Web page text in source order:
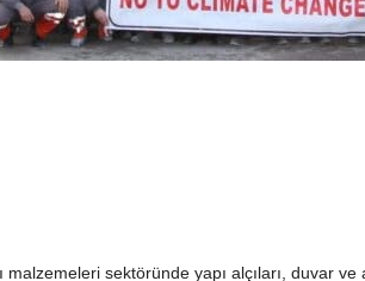
malzemeleri sektöründe yapı alçıları, duvar